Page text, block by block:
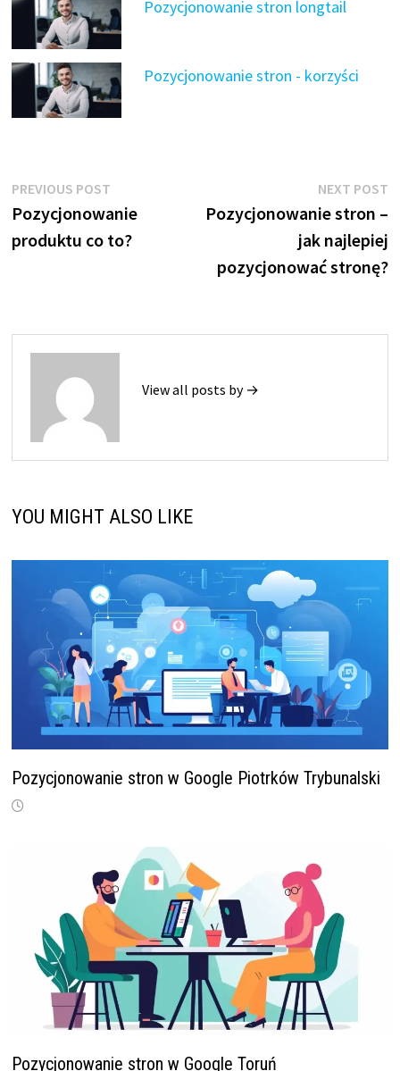
Pozycjonowanie stron longtail
Pozycjonowanie stron - korzyści
Nawigacja
wpisu
PREVIOUS POSTPrevious
post:
Pozycjonowanie
produktu co to?
NEXT POST
Pozycjonowanie stron –
jak najlepiej
pozycjonować stronę?
View all posts by →
YOU MIGHT ALSO LIKE
Pozycjonowanie stron w Google Piotrków Trybunalski
Pozycjonowanie stron w Google Toruń